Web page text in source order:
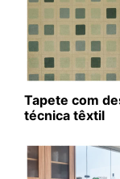
Tapete com
técnica têxtil